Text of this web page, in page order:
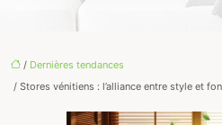
/ Dernières tendances
/ Stores vénitiens : l’alliance entre style et